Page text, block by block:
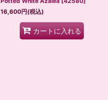
16,600円(税込)
カートに入れる